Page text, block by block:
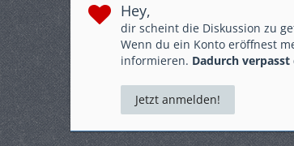
Hey,
dir scheint die Diskussion zu
Wenn du ein Konto eröffnest
informieren. Dadurch
Jetzt anmelden!